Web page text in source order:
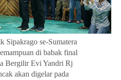
Sipakrago se-Sumatera
di babak final
Bergilir Evi Yandri Rj
akan digelar pada